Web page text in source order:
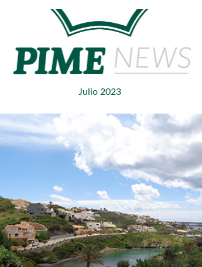
Julio 2023